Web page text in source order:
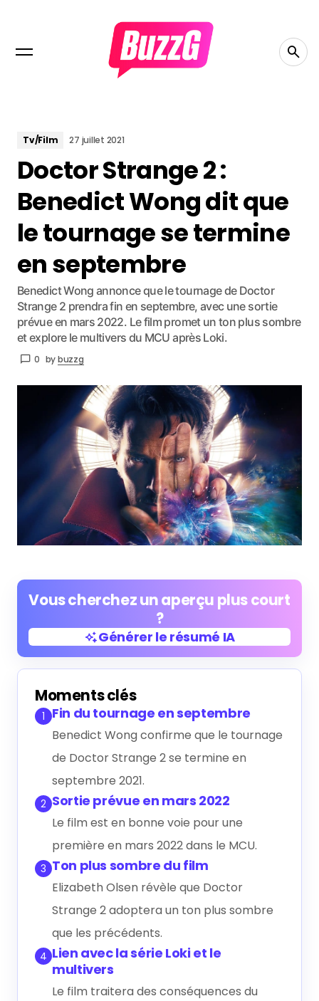
Tv/Film 27 juillet 2021
Doctor Strange 2 :
Benedict Wong dit que
le tournage se termine
en septembre
Benedict Wong annonce que le tournage de Doctor
Strange 2 prendra fin en septembre, avec une sortie
prévue en mars 2022. Le film promet un ton plus sombre
et explore le multivers du MCU après Loki.
0 bybuzzg
Vous cherchez un aperçu plus court
?
Générer le résumé IA
Générer le résumé IA
Moments clés
1 Fin du tournage en septembre
Benedict Wong confirme que le tournage
de Doctor Strange 2 se termine en
septembre 2021.
2 Sortie prévue en mars 2022
Le film est en bonne voie pour une
première en mars 2022 dans le MCU.
3 Ton plus sombre du film
Elizabeth Olsen révèle que Doctor
Strange 2 adoptera un ton plus sombre
que les précédents.
4 Lien avec la série Loki et le
multivers
Le film traitera des conséquences du